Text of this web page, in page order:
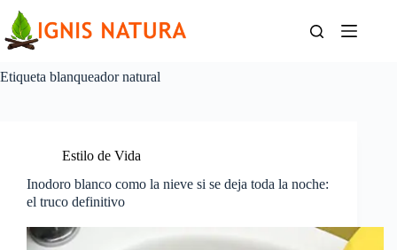
contenido
Etiqueta blanqueador natural
Estilo de Vida
Inodoro blanco como la nieve si se deja toda la noche:
el truco definitivo